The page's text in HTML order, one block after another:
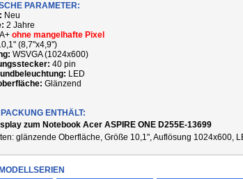
PARAMETER:
Neu
2 Jahre
A+ ohne mangelhafte Pixel
(8,7"x4,9")
WSVGA (1024x600)
40 pin
LED
Glänzend
ENTHÄLT:
zum Notebook Acer ASPIRE ONE D255E-13699
glänzende Oberfläche, Größe 10,1", Auflösung 1024x600,